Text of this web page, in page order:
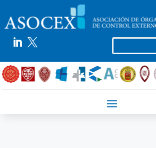
 